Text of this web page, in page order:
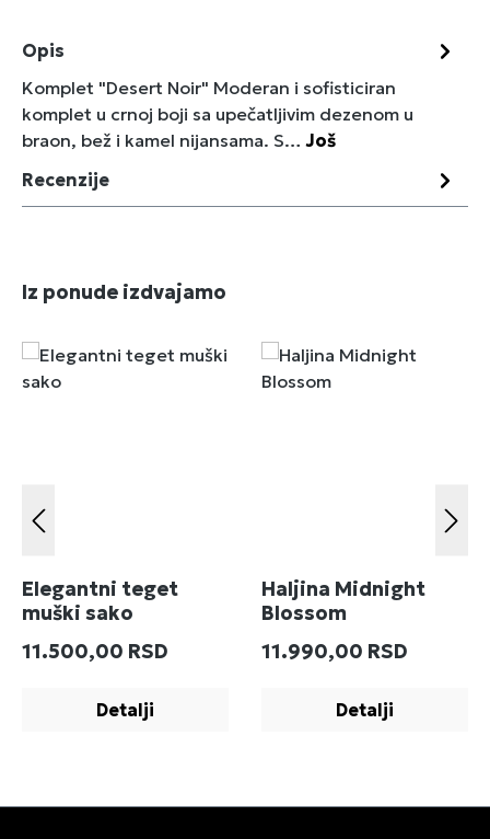
Opis
Komplet "Desert Noir" Moderan i sofisticiran
komplet u crnoj boji sa upečatljivim dezenom u
braon, bež i kamel nijansama. S…Još
Recenzije
Preskoči galeriju proizvoda
Iz ponude izdvajamo
Elegantni teget
muški sako
Redovna cena:
11.500,00 RSD
Detalji
Haljina Midnight
Blossom
Redovna cena:
11.990,00 RSD
Detalji